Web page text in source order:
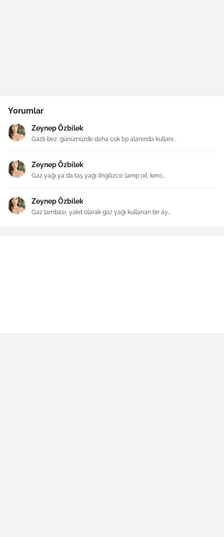
Yorumlar
Zeynep Özbilek
Gazlı bez, günümüzde daha çok tıp alanında kullanı...
Zeynep Özbilek
Gaz yağı ya da taş yağı (İngilizce: lamp oil, kero...
Zeynep Özbilek
Gaz lambası, yakıt olarak gaz yağı kullanan bir ay...